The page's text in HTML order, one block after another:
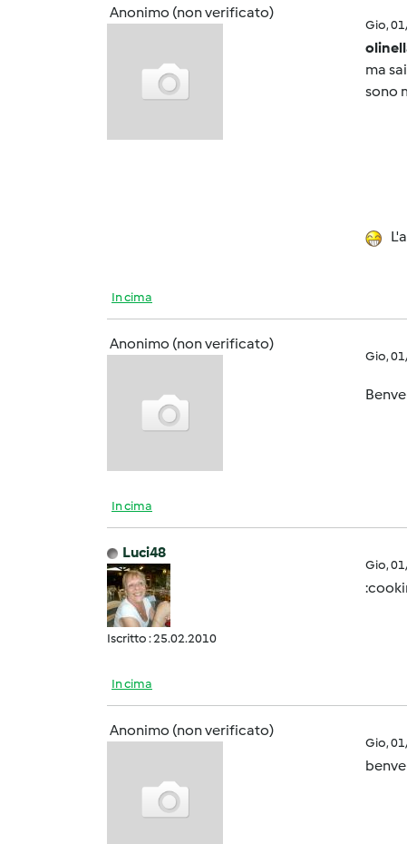
Anonimo (non verificato)
Gio,
ma
sono
In cima
Anonimo (non verificato)
Gio,
In cima
Luci48
Iscritto : 25.02.2010
Gio,
In cima
Anonimo (non verificato)
Gio,